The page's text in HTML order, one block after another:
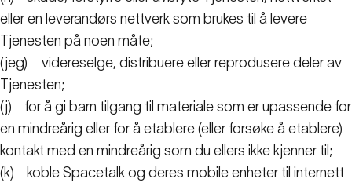
eller en leverandørs nettverk som brukes til å levere
Tjenesten på noen måte;
(jeg)
videreselge, distribuere eller reprodusere deler av
Tjenesten;
(j)
for å gi barn tilgang til materiale som er upassende for
en mindreårig eller for å etablere (eller forsøke å etablere)
kontakt med en mindreårig som du ellers ikke kjenner til;
(k)
koble Spacetalk og deres mobile enheter til internett